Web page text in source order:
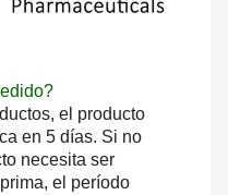
el producto
en 5 días. Si no
necesita ser
el período